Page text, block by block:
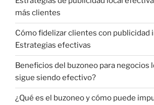
más clientes
Cómo fidelizar clientes con publicidad
Estrategias efectivas
Beneficios del buzoneo para negocios
sigue siendo efectivo?
¿Qué es el buzoneo y cómo puede